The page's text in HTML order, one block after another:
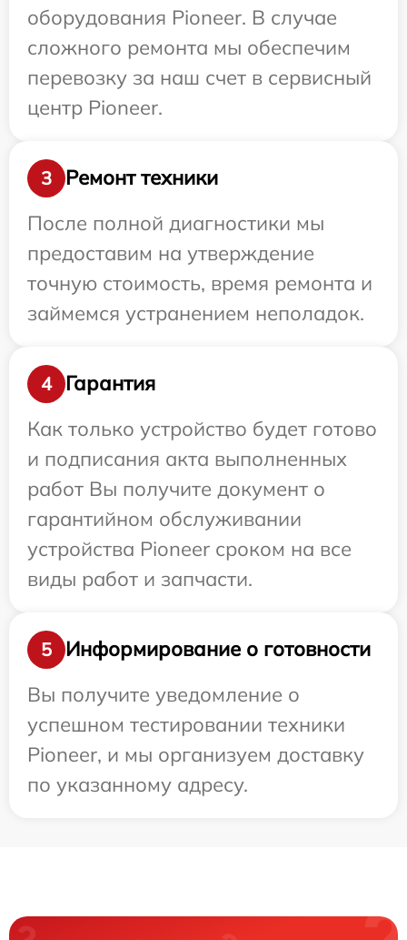
оборудования Pioneer. В случае
сложного ремонта мы обеспечим
перевозку за наш счет в сервисный
центр Pioneer.
3
Ремонт техники
После полной диагностики мы
предоставим на утверждение
точную стоимость, время ремонта и
займемся устранением неполадок.
4
Гарантия
Как только устройство будет готово
и подписания акта выполненных
работ Вы получите документ о
гарантийном обслуживании
устройства Pioneer сроком на все
виды работ и запчасти.
5
Информирование о готовности
Вы получите уведомление о
успешном тестировании техники
Pioneer, и мы организуем доставку
по указанному адресу.